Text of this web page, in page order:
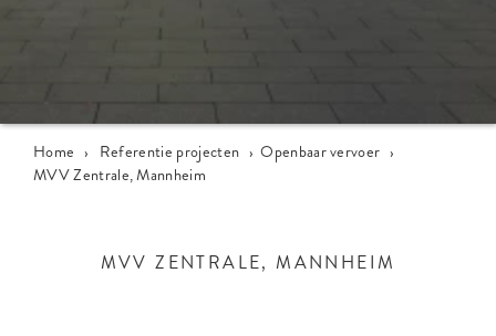
Home › Referentie projecten › Openbaar vervoer ›
MVV Zentrale, Mannheim
MVV ZENTRALE, MANNHEIM